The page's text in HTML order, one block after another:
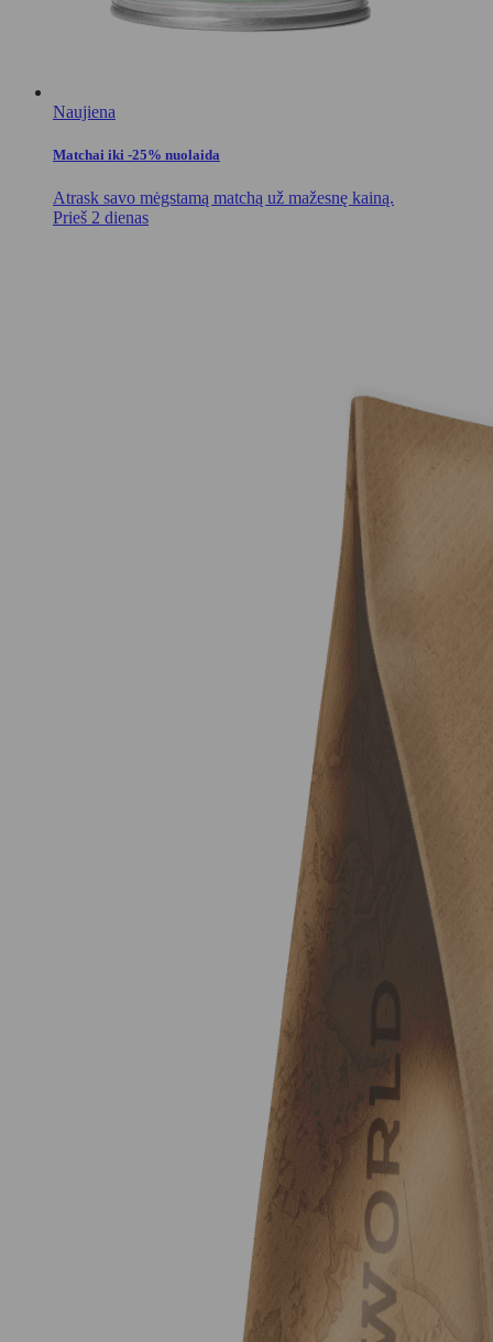
Naujiena
Matchai iki -25% nuolaida
Atrask savo mėgstamą matchą už mažesnę kainą.
Prieš 2 dienas